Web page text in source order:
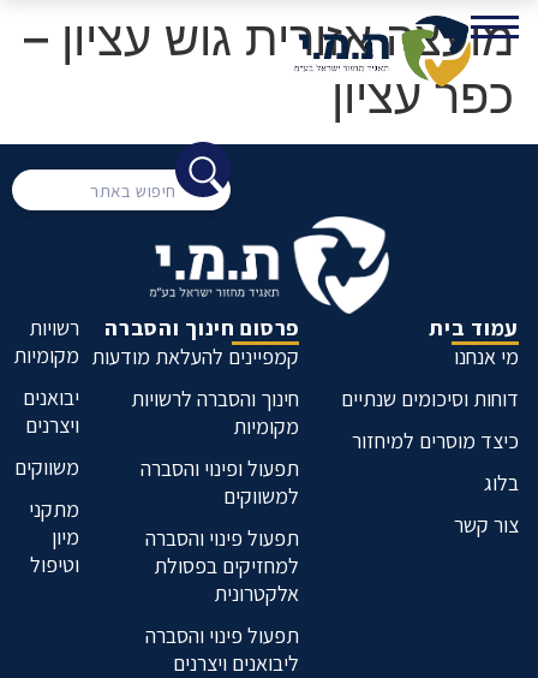
מועצה אזורית גוש עציון –
כפר עציון
עמוד בית
מי אנחנו
דוחות וסיכומים שנתיים
כיצד מוסרים למיחזור
בלוג
צור קשר
פרסום חינוך והסברה
קמפיינים להעלאת מודעות
חינוך והסברה לרשויות
מקומיות
תפעול ופינוי והסברה
למשווקים
תפעול פינוי והסברה
למחזיקים בפסולת
אלקטרונית
תפעול פינוי והסברה
ליבואנים ויצרנים
רשויות
מקומיות
יבואנים
ויצרנים
משווקים
מתקני
מיון
וטיפול